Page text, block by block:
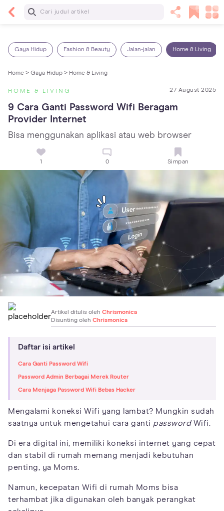
Baca Selanjutnya
Gaya Hidup Fashion & Beauty Jalan-jalan Home & Living
Home > Gaya Hidup > Home & Living
HOME & LIVING 27 August 2025
9 Cara Ganti Password Wifi Beragam
Provider Internet
Bisa menggunakan aplikasi atau web browser
1 0 Simpan
Artikel ditulis oleh Chrismonica
Disunting oleh Chrismonica
Daftar isi artikel
Cara Ganti Password Wifi
Password Admin Berbagai Merek Router
Cara Menjaga Password Wifi Bebas Hacker
Mengalami koneksi Wifi yang lambat? Mungkin sudah
saatnya untuk mengetahui cara ganti passwordWifi.
Di era digital ini, memiliki koneksi internet yang cepat
dan stabil di rumah memang menjadi kebutuhan
penting, ya Moms.
Namun, kecepatan Wifi di rumah Moms bisa
terhambat jika digunakan oleh banyak perangkat